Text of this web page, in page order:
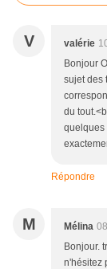
V valérie
Bonjour
sujet des
du
quelques
Répondre
M Mélina
Bonjour.
n'hésitez